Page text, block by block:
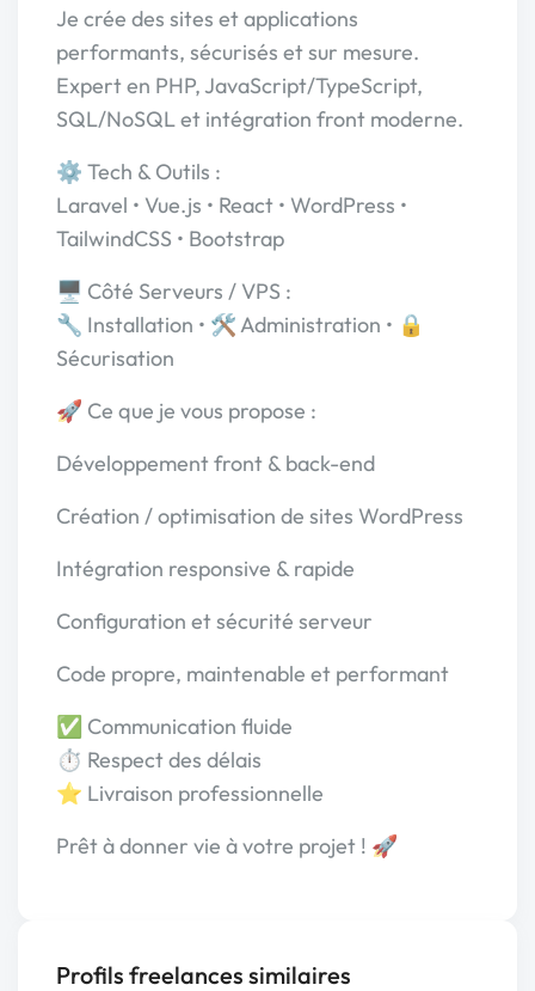
Je crée des sites et applications
performants, sécurisés et sur mesure.
Expert en PHP, JavaScript/TypeScript,
SQL/NoSQL et intégration front moderne.
⚙️ Tech & Outils :
Laravel • Vue.js • React • WordPress •
TailwindCSS • Bootstrap
🖥️ Côté Serveurs / VPS :
🔧 Installation • 🛠️ Administration • 🔒
Sécurisation
🚀 Ce que je vous propose :
Développement front & back-end
Création / optimisation de sites WordPress
Intégration responsive & rapide
Configuration et sécurité serveur
Code propre, maintenable et performant
✅ Communication fluide
⏱️ Respect des délais
⭐ Livraison professionnelle
Prêt à donner vie à votre projet ! 🚀
Profils freelances similaires